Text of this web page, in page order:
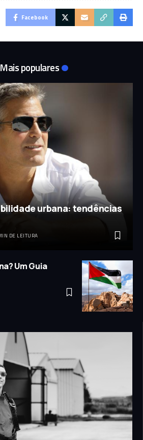
Facebook
Mais populares
urbana: tendências
DE LEITURA
Um Guia